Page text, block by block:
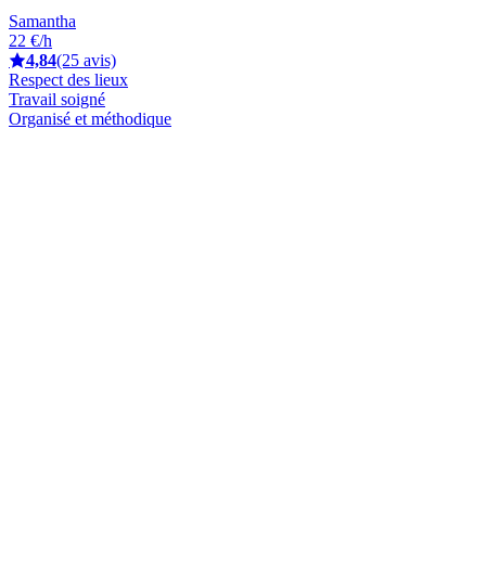
Samantha
22 €/h
4,84(25 avis)
Respect des lieux
Travail soigné
Organisé et méthodique